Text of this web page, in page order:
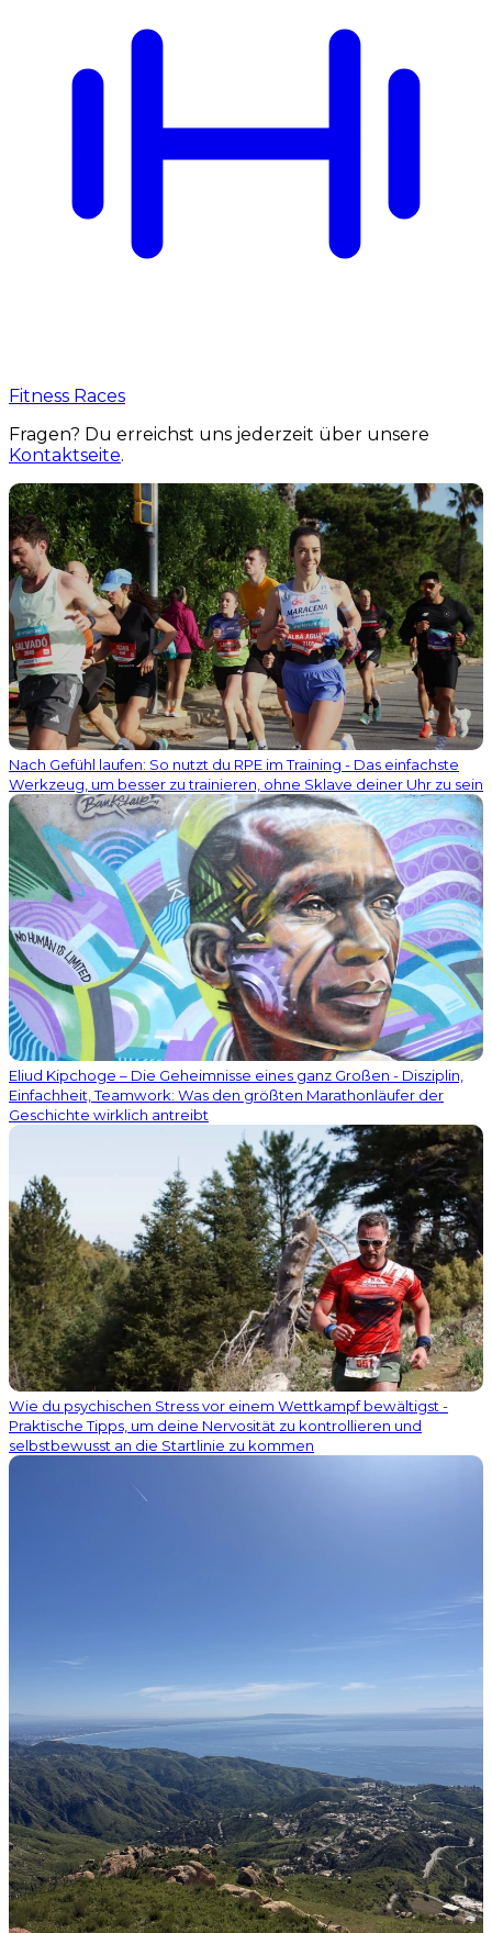
Fitness Races
Fragen? Du erreichst uns jederzeit über unsere
Kontaktseite.
Nach Gefühl laufen: So nutzt du RPE im Training - Das einfachste
Werkzeug, um besser zu trainieren, ohne Sklave deiner Uhr zu sein
Eliud Kipchoge – Die Geheimnisse eines ganz Großen - Disziplin,
Einfachheit, Teamwork: Was den größten Marathonläufer der
Geschichte wirklich antreibt
Wie du psychischen Stress vor einem Wettkampf bewältigst -
Praktische Tipps, um deine Nervosität zu kontrollieren und
selbstbewusst an die Startlinie zu kommen